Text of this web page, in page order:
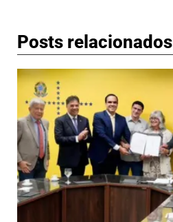
Posts relacionados